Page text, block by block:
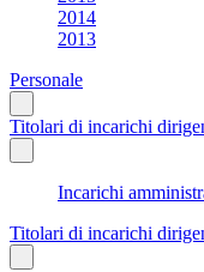
2014
2013
Personale
Titolari di incarichi
Incarichi
Titolari di incarichi